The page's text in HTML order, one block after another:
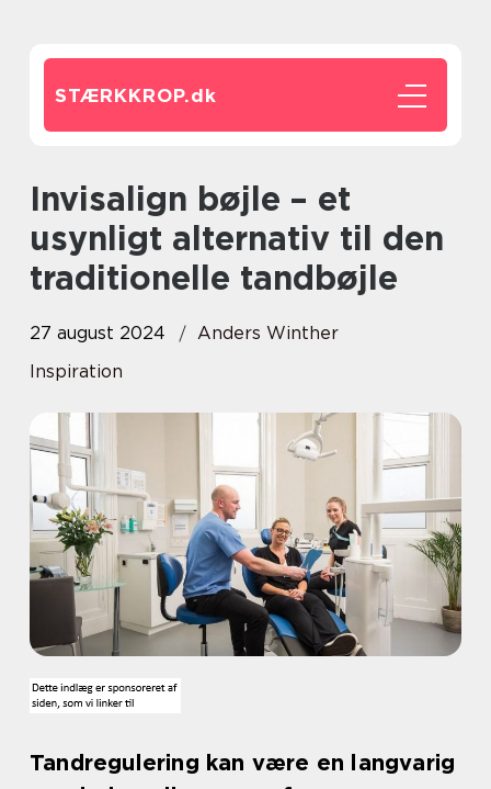
STÆRKKROP.dk
Invisalign bøjle – et
usynligt alternativ til den
traditionelle tandbøjle
27 august 2024
Anders Winther
Inspiration
Tandregulering kan være en langvarig